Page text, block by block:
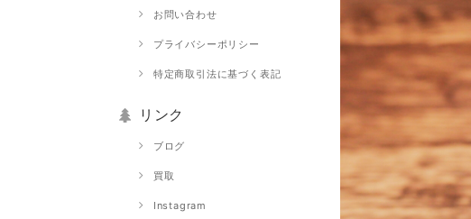
お問い合わせ
プライバシーポリシー
特定商取引法に基づく表記
リンク
ブログ
買取
Instagram